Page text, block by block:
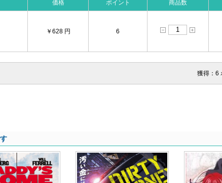
価格 ポイント 商品数
￥628 円 6
獲得：6